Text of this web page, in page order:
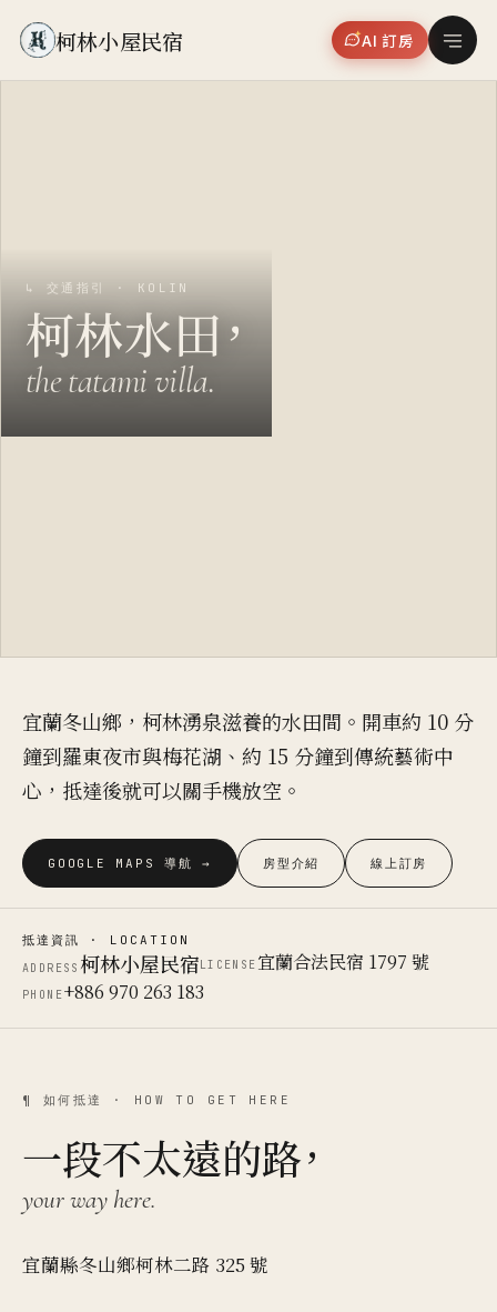
柯林小屋民宿 AI 訂房
宜蘭冬山鄉，柯林湧泉滋養的水田間。開車約 10 分
鐘到羅東夜市與梅花湖、約 15 分鐘到傳統藝術中
心，抵達後就可以關手機放空。
GOOGLE MAPS 導航 → 房型介紹 線上訂房
↳ 交通指引 · KOLIN
柯林水田，
the tatami villa.
抵達資訊 · LOCATION
ADDRESS 柯林小屋民宿LICENSE 宜蘭合法民宿 1797 號
PHONE+886 970 263 183
¶ 如何抵達 · HOW TO GET HERE
一段不太遠的路，
your way here.
宜蘭縣冬山鄉柯林二路 325 號